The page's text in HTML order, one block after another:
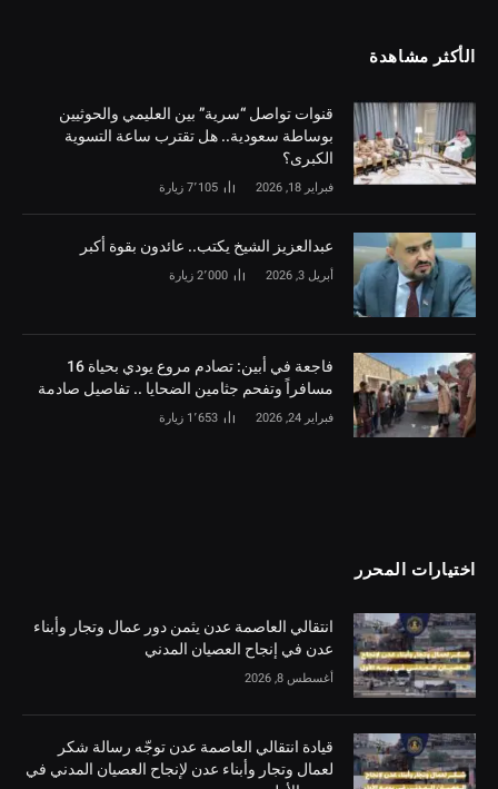
الأكثر مشاهدة
قنوات تواصل “سرية” بين العليمي والحوثيين
بوساطة سعودية.. هل تقترب ساعة التسوية
الكبرى؟
فبراير 18, 2026 7٬105 زيارة
‏عبدالعزيز الشيخ يكتب.. عائدون بقوة أكبر
أبريل 3, 2026 2٬000 زيارة
فاجعة في أبين: تصادم مروع يودي بحياة 16
مسافراً وتفحم جثامين الضحايا .. تفاصيل صادمة
فبراير 24, 2026 1٬653 زيارة
اختيارات المحرر
انتقالي العاصمة عدن يثمن دور عمال وتجار وأبناء
عدن في إنجاح العصيان المدني
أغسطس 8, 2026
قيادة انتقالي العاصمة عدن توجّه رسالة شكر
لعمال وتجار وأبناء عدن لإنجاح العصيان المدني في